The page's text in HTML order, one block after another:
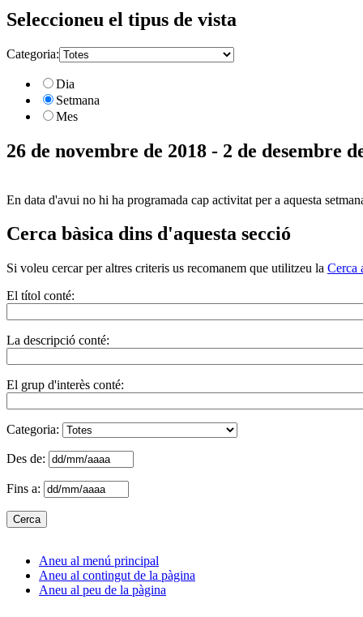
Seleccioneu el tipus de vista
Categoria:
Dia
Setmana
Mes
26 de novembre de 2018 - 2 de desembre
En data d'avui no hi ha programada cap activitat per a aquesta
Cerca bàsica dins d'aquesta secció
Si voleu cercar per altres criteris us recomanem que utilitzeu la Cerca
El títol conté:
La descripció conté:
El grup d'interès conté:
Categoria:
Des de:
Fins a:
Aneu al menú principal
Aneu al contingut de la pàgina
Aneu al peu de la pàgina